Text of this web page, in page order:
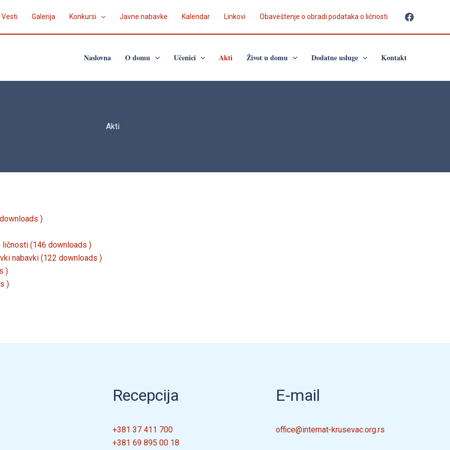
Vesti Galerija Konkursi Javne nabavke Kalendar Linkovi Obaveštenje o obradi podataka o ličnosti
Naslovna O domu Učenici Akti Život u domu Dodatne usluge Kontakt
Akti
)
ličnosti (146 downloads )
nabavki (122 downloads )
)
)
Recepcija
+381 37 411 700
+381 69 895 00 18
E-mail
office@internat-krusevac.org.rs